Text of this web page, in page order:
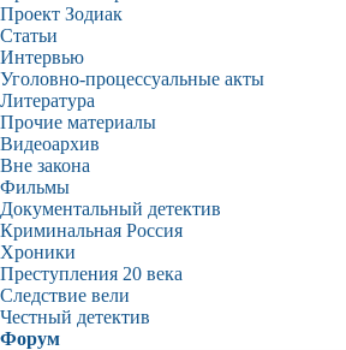
Проект Зодиак
Статьи
Интервью
Уголовно-процессуальные акты
Литература
Прочие материалы
Видеоархив
Вне закона
Фильмы
Документальный детектив
Криминальная Россия
Хроники
Преступления 20 века
Следствие вели
Честный детектив
Форум